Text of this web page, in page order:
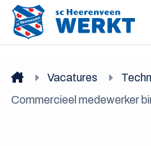
Vacatures
Commercieel medewerker